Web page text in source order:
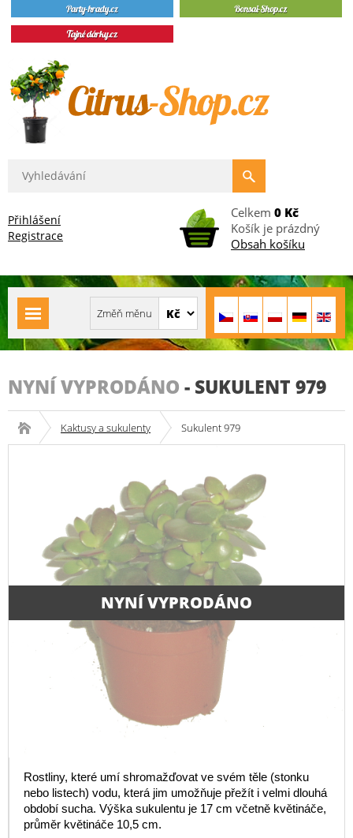
Přihlášení
Registrace
Celkem 0 Kč
Košík je prázdný
Obsah košíku
NYNÍ VYPRODÁNO - SUKULENT 979
Kaktusy a sukulenty Sukulent 979
NYNÍ VYPRODÁNO
Rostliny, které umí shromažďovat ve svém těle (stonku
nebo listech) vodu, která jim umožňuje přežít i velmi dlouhá
období sucha. Výška sukulentu je 17 cm včetně květináče,
průměr květináče 10,5 cm.